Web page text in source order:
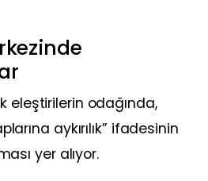
eleştirilerin odağında,
aykırılık” ifadesinin
yer alıyor.